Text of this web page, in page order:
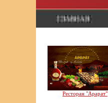
Ресторан "Арарат"